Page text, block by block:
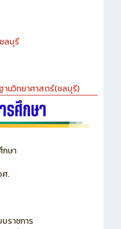
ลบุรี
านวิทยาศาสตร์(ชลบุรี)
กษา
ศ.
ราชการ